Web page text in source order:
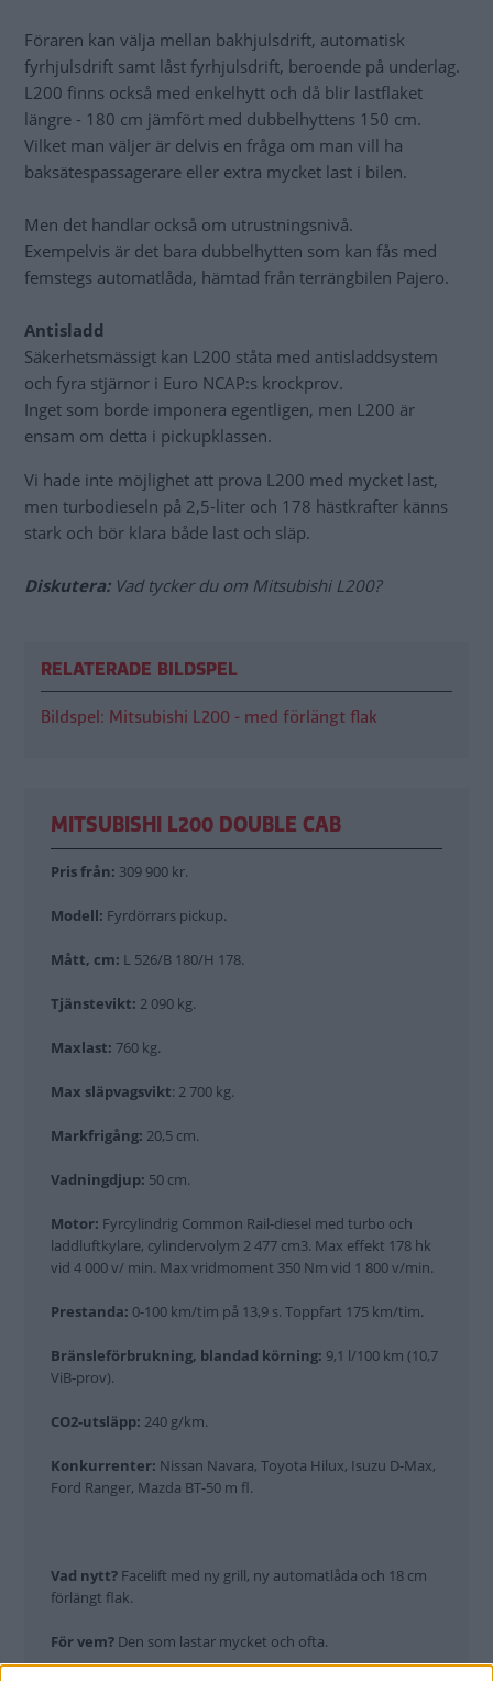
Föraren kan välja mellan bakhjulsdrift, automatisk
fyrhjulsdrift samt låst fyrhjulsdrift, beroende på underlag.
L200 finns också med enkelhytt och då blir lastflaket
längre - 180 cm jämfört med dubbelhyttens 150 cm.
Vilket man väljer är delvis en fråga om man vill ha
baksätespassagerare eller extra mycket last i bilen.
Men det handlar också om utrustningsnivå.
Exempelvis är det bara dubbelhytten som kan fås med
femstegs automatlåda, hämtad från terrängbilen Pajero.
Antisladd
Säkerhetsmässigt kan L200 ståta med antisladdsystem
och fyra stjärnor i Euro NCAP:s krockprov.
Inget som borde imponera egentligen, men L200 är
ensam om detta i pickupklassen.
Vi hade inte möjlighet att prova L200 med mycket last,
men turbodieseln på 2,5-liter och 178 hästkrafter känns
stark och bör klara både last och släp.
Diskutera: Vad tycker du om Mitsubishi L200?
RELATERADE BILDSPEL
Bildspel: Mitsubishi L200 - med förlängt flak
MITSUBISHI L200 DOUBLE CAB
Pris från: 309 900 kr.
Modell: Fyrdörrars pickup.
Mått, cm: L 526/B 180/H 178.
Tjänstevikt: 2 090 kg.
Maxlast: 760 kg.
Max släpvagsvikt: 2 700 kg.
Markfrigång: 20,5 cm.
Vadningdjup: 50 cm.
Motor: Fyrcylindrig Common Rail-diesel med turbo och
laddluftkylare, cylindervolym 2 477 cm3. Max effekt 178 hk
vid 4 000 v/ min. Max vridmoment 350 Nm vid 1 800 v/min.
Prestanda: 0-100 km/tim på 13,9 s. Toppfart 175 km/tim.
Bränsleförbrukning, blandad körning: 9,1 l/100 km (10,7
ViB-prov).
CO2-utsläpp: 240 g/km.
Konkurrenter: Nissan Navara, Toyota Hilux, Isuzu D-Max,
Ford Ranger, Mazda BT-50 m fl.
Vad nytt? Facelift med ny grill, ny automatlåda och 18 cm
förlängt flak.
För vem? Den som lastar mycket och ofta.